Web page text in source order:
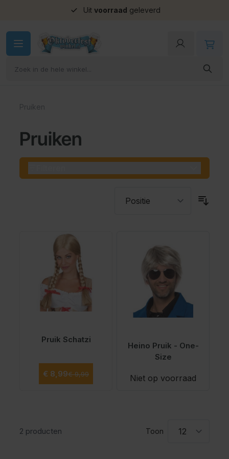
Uit voorraad geleverd
Pruiken
Pruiken
Pruik Schatzi
Speciale prijs
€ 8,99Normale prijs
€ 9,99
Heino Pruik - One-
Size
Niet op voorraad
2 producten Toon